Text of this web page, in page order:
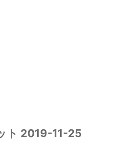
ト 2019-11-25